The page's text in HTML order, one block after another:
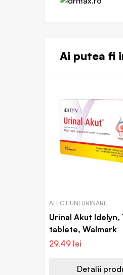
Ai putea fi
AFECTIUNI URINARE
Urinal Akut Idelyn,
tablete, Walmark
29.49 lei
Detalii